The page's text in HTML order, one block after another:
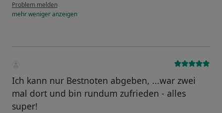
Problem melden
mehrwenigeranzeigen
Ich kann nur Bestnoten abgeben, ...war zwei
mal dort und bin rundum zufrieden - alles
super!